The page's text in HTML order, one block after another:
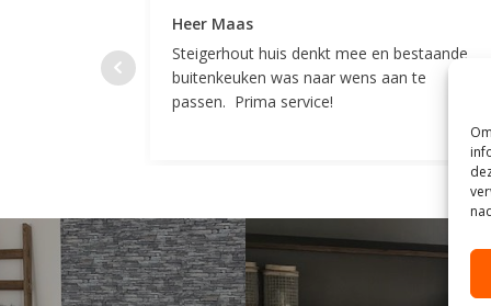
Heer Maas
Steigerhout huis denkt mee en bestaande
buitenkeuken was naar wens aan te
passen. Prima service!